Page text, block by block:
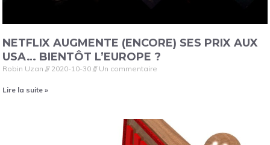
NETFLIX AUGMENTE (ENCORE) SES PRIX AUX
USA… BIENTÔT L’EUROPE ?
Robin Uzan 2020-10-30 Un commentaire
Lire la suite »